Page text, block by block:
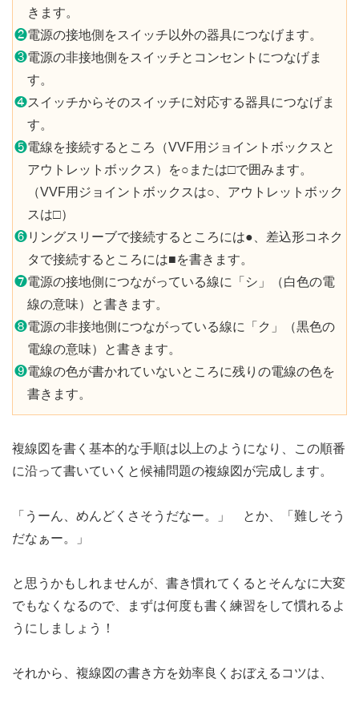
きます。
❷電源の接地側をスイッチ以外の器具につなげます。
❸電源の非接地側をスイッチとコンセントにつなげま
す。
❹スイッチからそのスイッチに対応する器具につなげま
す。
❺電線を接続するところ（VVF用ジョイントボックスと
アウトレットボックス）を○または□で囲みます。
（VVF用ジョイントボックスは○、アウトレットボック
スは□）
❻リングスリーブで接続するところには●、差込形コネク
タで接続するところには■を書きます。
❼電源の接地側につながっている線に「シ」（白色の電
線の意味）と書きます。
❽電源の非接地側につながっている線に「ク」（黒色の
電線の意味）と書きます。
❾電線の色が書かれていないところに残りの電線の色を
書きます。
複線図を書く基本的な手順は以上のようになり、この順番
に沿って書いていくと候補問題の複線図が完成します。
「うーん、めんどくさそうだなー。」 とか、「難しそう
だなぁー。」
と思うかもしれませんが、書き慣れてくるとそんなに大変
でもなくなるので、まずは何度も書く練習をして慣れるよ
うにしましょう！
それから、複線図の書き方を効率良くおぼえるコツは、